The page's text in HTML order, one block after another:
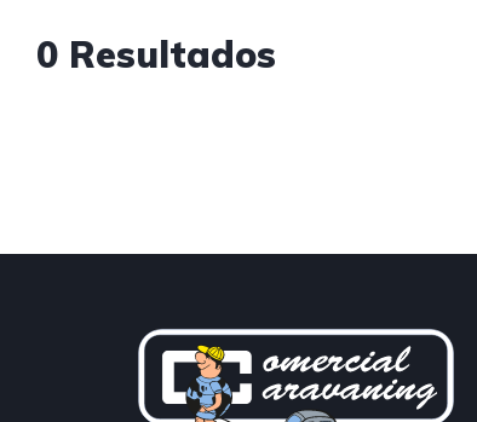
0 Resultados